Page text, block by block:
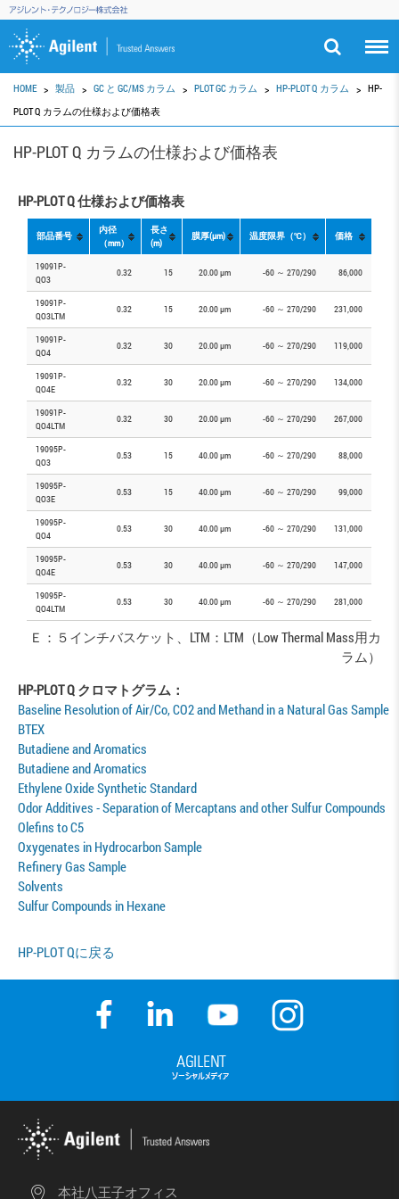
HOME 製品 GC と GC/MS カラム PLOT GC カラム HP-PLOT Q カラム
HP-
PLOT Q カラムの仕様および価格表
HP-PLOT Q カラムの仕様および価格表
HP-PLOT Q 仕様および価格表
部品番号
内径
（mm）
長さ
(m)
膜厚(µm) 温度限界（℃） 価格
19091P-
QO3
0.32 15 20.00 µm -60 ～ 270/290 86,000
19091P-
QO3LTM
0.32 15 20.00 µm -60 ～ 270/290 231,000
19091P-
QO4
0.32 30 20.00 µm -60 ～ 270/290 119,000
19091P-
QO4E
0.32 30 20.00 µm -60 ～ 270/290 134,000
19091P-
QO4LTM
0.32 30 20.00 µm -60 ～ 270/290 267,000
19095P-
QO3
0.53 15 40.00 µm -60 ～ 270/290 88,000
19095P-
QO3E
0.53 15 40.00 µm -60 ～ 270/290 99,000
19095P-
QO4
0.53 30 40.00 µm -60 ～ 270/290 131,000
19095P-
QO4E
0.53 30 40.00 µm -60 ～ 270/290 147,000
19095P-
QO4LTM
0.53 30 40.00 µm -60 ～ 270/290 281,000
Ｅ：５インチバスケット、LTM：LTM（Low Thermal Mass用カ
ラム）
HP-PLOT Q クロマトグラム：
Baseline Resolution of Air/Co, CO2 and Methand in a Natural Gas Sample
BTEX
Butadiene and Aromatics
Butadiene and Aromatics
Ethylene Oxide Synthetic Standard
Odor Additives - Separation of Mercaptans and other Sulfur Compounds
Olefins to C5
Oxygenates in Hydrocarbon Sample
Refinery Gas Sample
Solvents
Sulfur Compounds in Hexane
HP-PLOT Qに戻る
本社八王子オフィス